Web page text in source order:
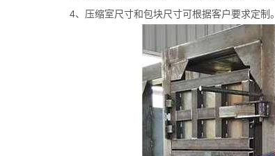
4、压缩室尺寸和包块尺寸可根据客户要求定制。